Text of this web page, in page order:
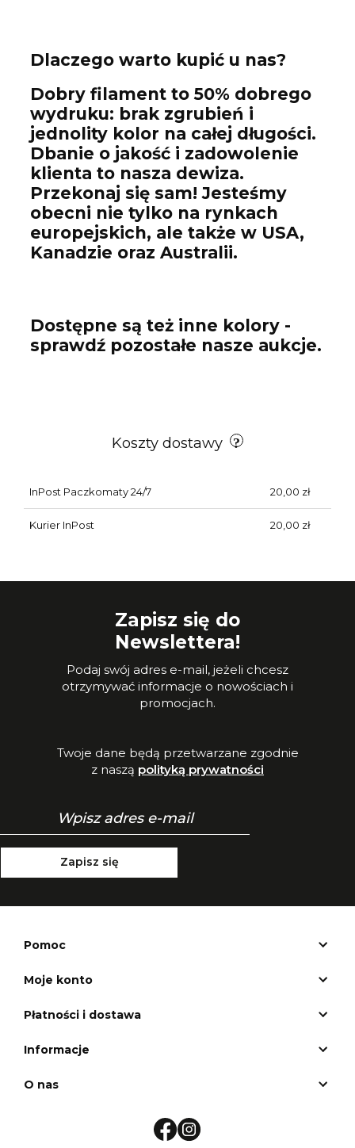
Dlaczego warto kupić u nas?
Dobry filament to 50% dobrego
wydruku: brak zgrubień i
jednolity kolor na całej długości.
Dbanie o jakość i zadowolenie
klienta to nasza dewiza.
Przekonaj się sam! Jesteśmy
obecni nie tylko na rynkach
europejskich, ale także w USA,
Kanadzie oraz Australii.
Dostępne są też inne kolory -
sprawdź pozostałe nasze aukcje.
Koszty dostawy
InPost Paczkomaty 24/7 20,00 zł
Kurier InPost 20,00 zł
Zapisz się do
Newslettera!
Podaj swój adres e-mail, jeżeli chcesz
otrzymywać informacje o nowościach i
promocjach.
Twoje dane będą przetwarzane zgodnie
z naszą polityką prywatności
Zapisz się
Pomoc
Moje konto
Płatności i dostawa
Informacje
O nas